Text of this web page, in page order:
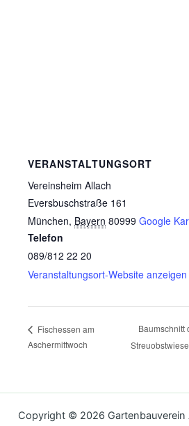
VERANSTALTUNGSORT
Vereinsheim Allach
Eversbuschstraße 161
München, Bayern 80999 Google
Telefon
089/812 22 20
Veranstaltungsort-Website anzeigen
Fischessen am
Aschermittwoch
Baumschnitt
Copyright © 2026 Gartenbauverein